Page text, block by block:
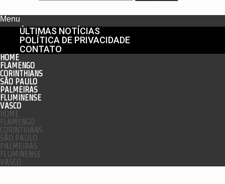
Menu
ÚLTIMAS NOTÍCIAS
POLÍTICA DE PRIVACIDADE
CONTATO
HOME
FLAMENGO
CORINTHIANS
SÃO PAULO
PALMEIRAS
FLUMINENSE
VASCO
HOME
FLAMENGO
CORINTHIANS
SÃO PAULO
PALMEIRAS
FLUMINENSE
VASCO